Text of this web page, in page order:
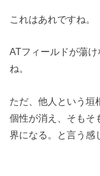
これはあれですね。
ATフィールドが蕩
ね。
ただ、他人という垣
個性が消え、そもそ
界になる。と言う感